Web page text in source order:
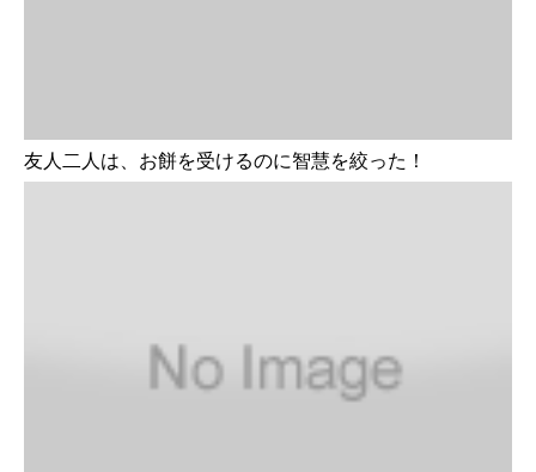
友人二人は、お餅を受けるのに智慧を絞った！